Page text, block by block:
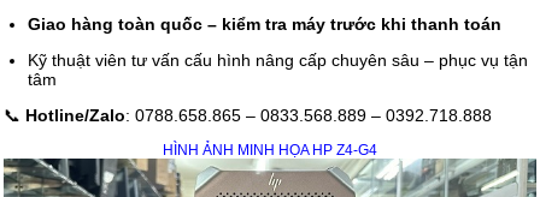
Giao hàng toàn quốc – kiểm tra máy trước khi thanh toán
Kỹ thuật viên tư vấn cấu hình nâng cấp chuyên sâu – phục vụ tận
tâm
📞 Hotline/Zalo: 0788.658.865 – 0833.568.889 – 0392.718.888
HÌNH ẢNH MINH HỌA HP Z4-G4